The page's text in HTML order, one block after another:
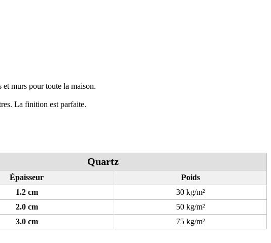
et murs pour toute la maison.
La finition est parfaite.
Quartz
Épaisseur
Poids
1.2 cm
30 kg/m²
2.0 cm
50 kg/m²
3.0 cm
75 kg/m²